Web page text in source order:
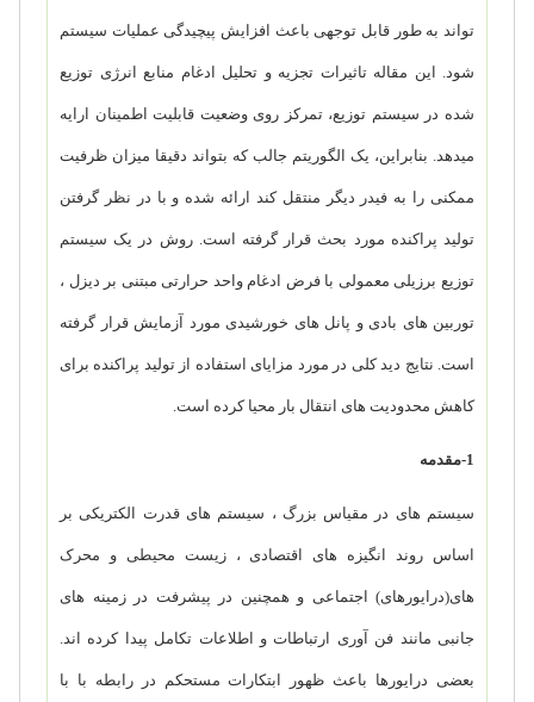
تواند به طور قابل توجهی باعث افزایش پیچیدگی عملیات سیستم
شود. این مقاله تاثیرات تجزیه و تحلیل ادغام منابع انرژی توزیع
شده در سیستم توزیع، تمرکز روی وضعیت قابلیت اطمینان ارایه
میدهد. بنابراین، یک الگوریتم جالب که بتواند دقیقا میزان ظرفیت
ممکنی را به فیدر دیگر منتقل کند ارائه شده و با در نظر گرفتن
تولید پراکنده مورد بحث قرار گرفته است. روش در یک سیستم
توزیع برزیلی معمولی با فرض ادغام واحد حرارتی مبتنی بر دیزل ،
توربین های بادی و پانل های خورشیدی مورد آزمایش قرار گرفته
است. نتایج دید کلی در مورد مزایای استفاده از تولید پراکنده برای
کاهش محدودیت های انتقال بار محیا کرده است.
1-مقدمه
سیستم های در مقیاس بزرگ ، سیستم های قدرت الکتریکی بر
اساس روند انگیزه های اقتصادی ، زیست محیطی و محرک
های(درایورهای) اجتماعی و همچنین در پیشرفت در زمینه های
جانبی مانند فن آوری ارتباطات و اطلاعات تکامل پیدا کرده اند.
بعضی درایورها باعث ظهور ابتکارات مستحکم در رابطه با با